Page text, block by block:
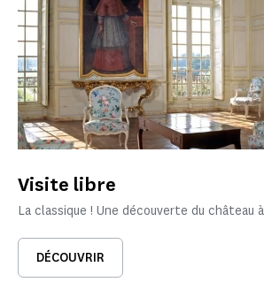
Visite libre
La classique ! Une découverte du château
DÉCOUVRIR